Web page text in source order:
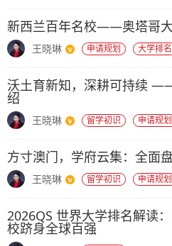
新西兰百年名校——奥塔哥
王晓琳 申请规划 大学排名
沃土育新知，深耕可持续
绍
王晓琳 留学初识 申请规划
方寸澳门，学府云集：全面
王晓琳 留学初识 申请规划
2026QS 世界大学排名解读
校跻身全球百强